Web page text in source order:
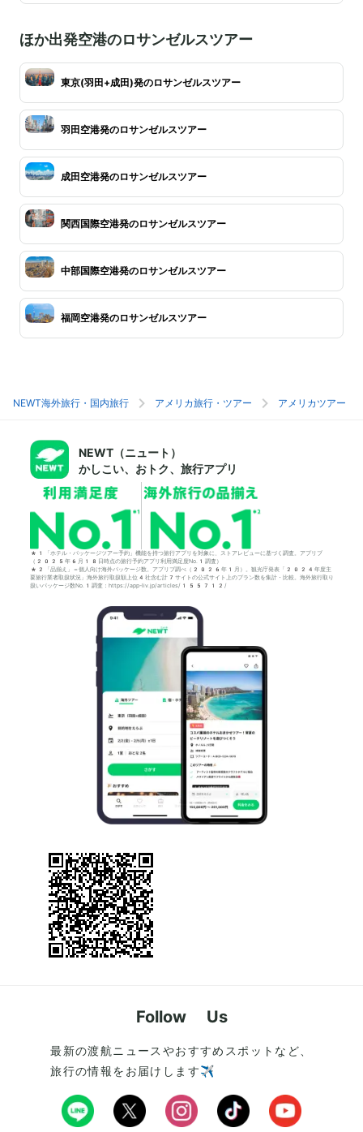
ほか出発空港のロサンゼルスツアー
東京(羽田+成田)発のロサンゼルスツアー
羽田空港発のロサンゼルスツアー
成田空港発のロサンゼルスツアー
関西国際空港発のロサンゼルスツアー
中部国際空港発のロサンゼルスツアー
福岡空港発のロサンゼルスツアー
NEWT海外旅行・国内旅行 アメリカ旅行・ツアー アメリカツアー
NEWT（ニュート）
かしこい、おトク、旅行アプリ
*1「ホテル・パッケージツアー予約」機能を持つ旅行アプリを対象に、ストアレビューに基づく調査。アプリブ
（2025年6月18日時点の旅行予約アプリ利用満足度No.1調査）
*2「品揃え」＝個人向け海外パッケージ数。アプリブ調べ（2026年1月）。観光庁発表「2024年度主
要旅行業者取扱状況」海外旅行取扱額上位4社含む計7サイトの公式サイト上のプラン数を集計・比較。海外旅行取り
扱いパッケージ数No.1調査：https://app-liv.jp/articles/155712/
Follow Us
最新の渡航ニュースやおすすめスポットなど、
旅行の情報をお届けします✈️